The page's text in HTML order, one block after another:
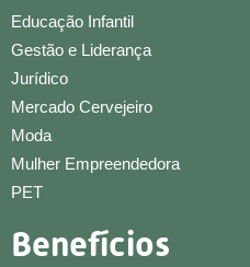
Educação Infantil
Gestão e Liderança
Jurídico
Mercado Cervejeiro
Moda
Mulher Empreendedora
PET
Benefícios